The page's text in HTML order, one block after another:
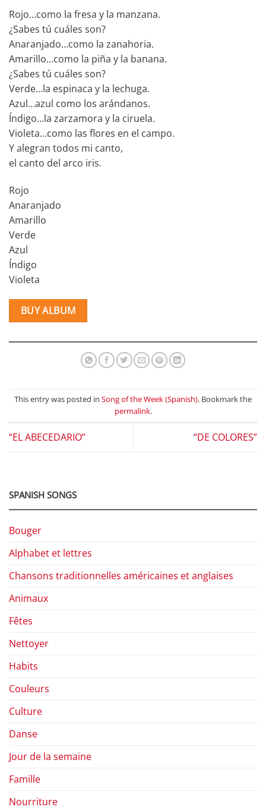
Rojo…como la fresa y la manzana.
¿Sabes tú cuáles son?
Anaranjado…como la zanahoria.
Amarillo…como la piña y la banana.
¿Sabes tú cuáles son?
Verde…la espinaca y la lechuga.
Azul…azul como los arándanos.
Índigo…la zarzamora y la ciruela.
Violeta…como las flores en el campo.
Y alegran todos mi canto,
el canto del arco iris.
Rojo
Anaranjado
Amarillo
Verde
Azul
Índigo
Violeta
BUY ALBUM
This entry was posted in Song of the Week (Spanish). Bookmark the
permalink.
“EL ABECEDARIO” “DE COLORES”
SPANISH SONGS
Bouger
Alphabet et lettres
Chansons traditionnelles américaines et anglaises
Animaux
Fêtes
Nettoyer
Habits
Couleurs
Culture
Danse
Jour de la semaine
Famille
Nourriture